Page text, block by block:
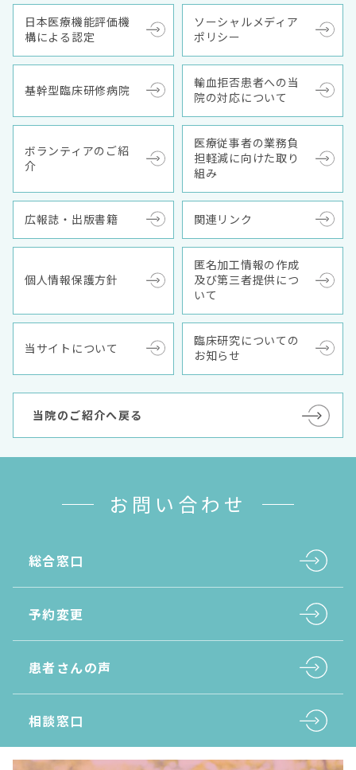
日本医療機能評価機
構による認定
ソーシャルメディア
ポリシー
基幹型臨床研修病院
輸血拒否患者への当
院の対応について
ボランティアのご紹
介
医療従事者の業務負
担軽減に向けた取り
組み
広報誌・出版書籍 関連リンク
個人情報保護方針
匿名加工情報の作成
及び第三者提供につ
いて
当サイトについて
臨床研究についての
お知らせ
当院のご紹介へ戻る
お問い合わせ
総合窓口
予約変更
患者さんの声
相談窓口